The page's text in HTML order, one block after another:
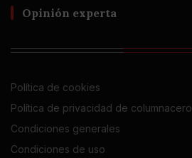
Opinión experta
Política de cookies
Política de privacidad de columnacero
Condiciones generales
Condiciones de uso